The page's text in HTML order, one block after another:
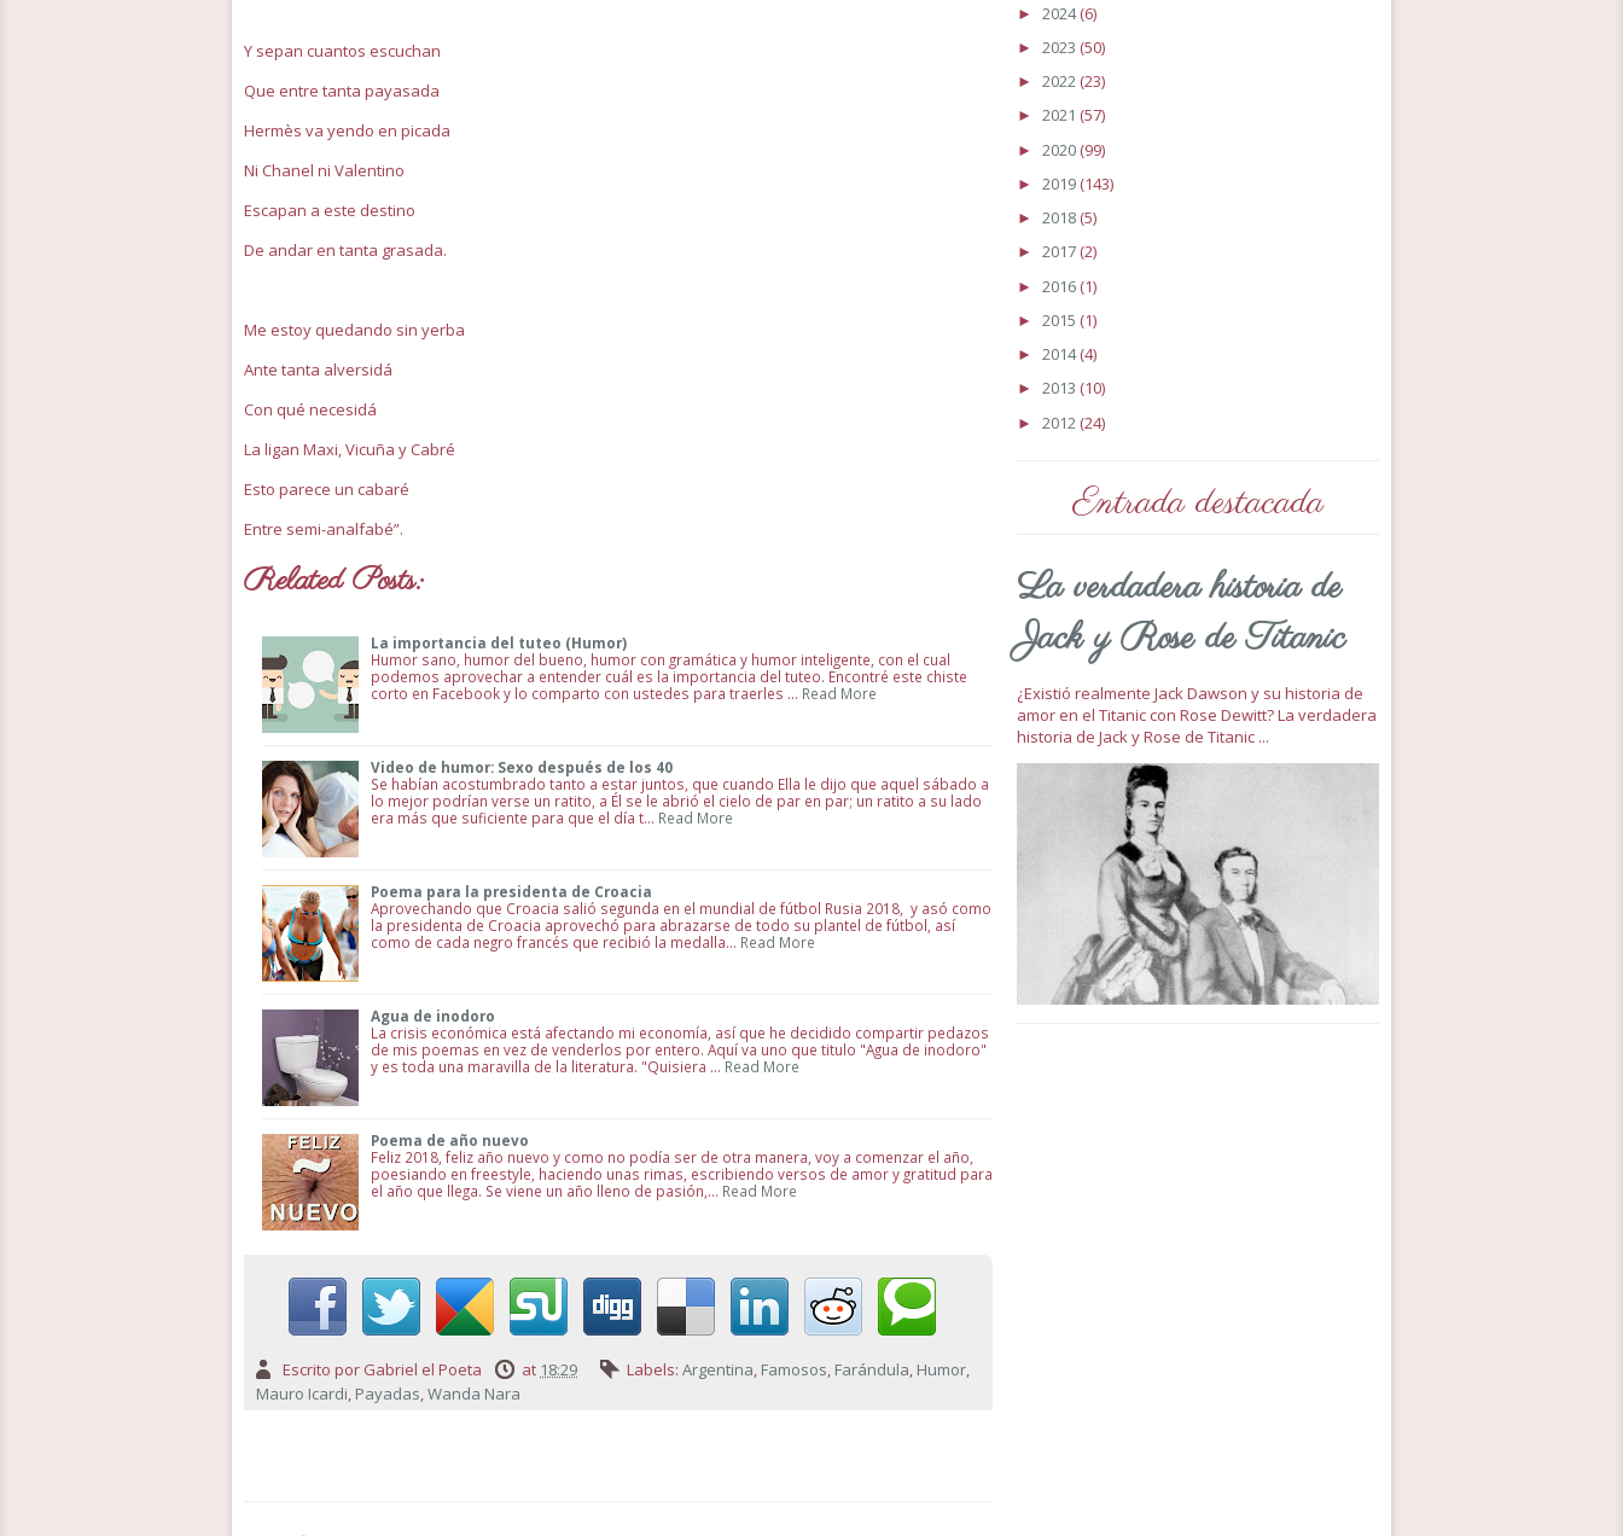
Y sepan cuantos escuchan
Que entre tanta payasada
Hermès va yendo en picada
Ni Chanel ni Valentino
Escapan a este destino
De andar en tanta grasada.
Me estoy quedando sin yerba
Ante tanta alversidá
Con qué necesidá
La ligan Maxi, Vicuña y Cabré
Esto parece un cabaré
Entre semi-analfabé”.
Related Posts:
La importancia del tuteo (Humor)
Humor sano, humor del bueno, humor con gramática y humor inteligente, con el cual
podemos aprovechar a entender cuál es la importancia del tuteo. Encontré este chiste
corto en Facebook y lo comparto con ustedes para traerles … Read More
Video de humor: Sexo después de los 40
Se habían acostumbrado tanto a estar juntos, que cuando Ella le dijo que aquel sábado a
lo mejor podrían verse un ratito, a Él se le abrió el cielo de par en par; un ratito a su lado
era más que suficiente para que el día t… Read More
Poema para la presidenta de Croacia
Aprovechando que Croacia salió segunda en el mundial de fútbol Rusia 2018, y asó como
la presidenta de Croacia aprovechó para abrazarse de todo su plantel de fútbol, así
como de cada negro francés que recibió la medalla… Read More
Agua de inodoro
La crisis económica está afectando mi economía, así que he decidido compartir pedazos
de mis poemas en vez de venderlos por entero. Aquí va uno que titulo "Agua de inodoro"
y es toda una maravilla de la literatura. "Quisiera … Read More
Poema de año nuevo
Feliz 2018, feliz año nuevo y como no podía ser de otra manera, voy a comenzar el año,
poesiando en freestyle, haciendo unas rimas, escribiendo versos de amor y gratitud para
el año que llega. Se viene un año lleno de pasión,… Read More
Escrito por Gabriel el Poeta at 18:29 Labels: Argentina, Famosos, Farándula, Humor,
Mauro Icardi, Payadas,Wanda Nara
► 2024(6)
► 2023 (50)
► 2022 (23)
► 2021 (57)
► 2020 (99)
► 2019 (143)
► 2018 (5)
► 2017 (2)
► 2016 (1)
► 2015 (1)
► 2014(4)
► 2013 (10)
► 2012 (24)
Entrada destacada
La verdadera historia de
Jack y Rose de Titanic
¿Existió realmente Jack Dawson y su historia de
amor en el Titanic con Rose Dewitt? La verdadera
historia de Jack y Rose de Titanic ...